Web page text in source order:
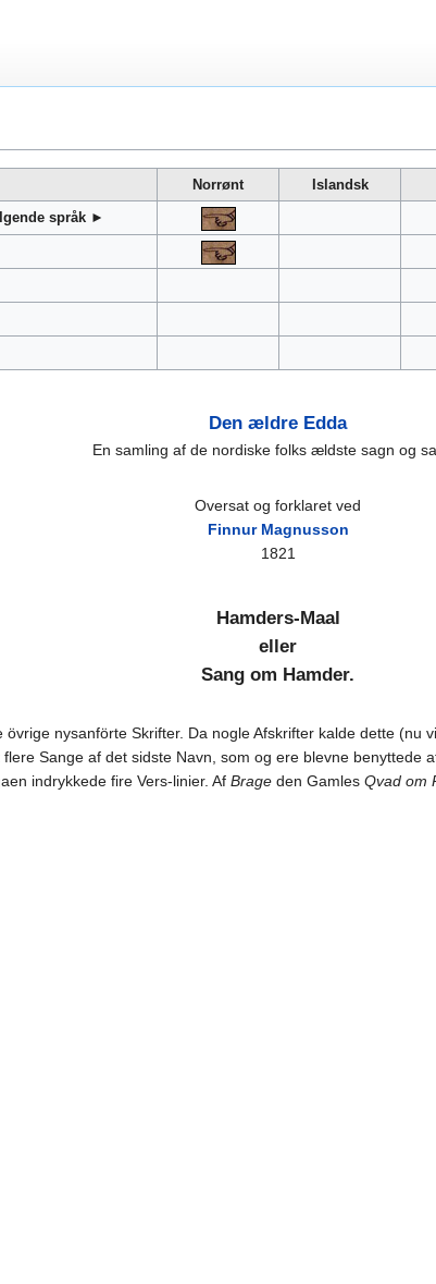
Norrønt Islandsk
språk ►
Den ældre Edda
En samling af de nordiske folks ældste sagn og
Oversat og forklaret ved
Finnur Magnusson
1821
Hamders-Maal
eller
Sang om Hamder.
nysanförte Skrifter. Da nogle Afskrifter kalde dette (nu
Sange af det sidste Navn, som og ere blevne benyttede
indrykkede fire Vers-linier. Af Brage den Gamles Qvad om